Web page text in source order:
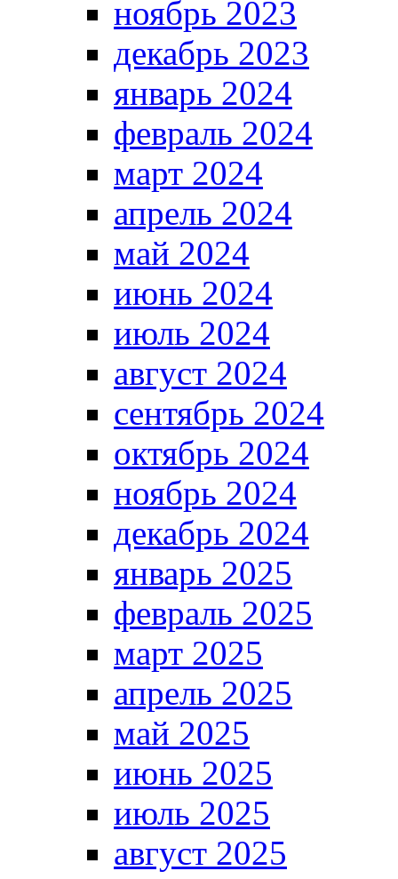
ноябрь 2023
декабрь 2023
январь 2024
февраль 2024
март 2024
апрель 2024
май 2024
июнь 2024
июль 2024
август 2024
сентябрь 2024
октябрь 2024
ноябрь 2024
декабрь 2024
январь 2025
февраль 2025
март 2025
апрель 2025
май 2025
июнь 2025
июль 2025
август 2025